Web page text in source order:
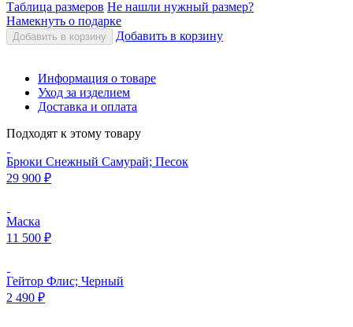
Таблица размеров Не нашли нужный размер?
Намекнуть о подарке
Добавить в корзину Добавить в корзину
Информация о товаре
Уход за изделием
Доставка и оплата
Подходят к этому товару
Брюки Снежный Самурай; Песок
29 900 ₽
Маска
11 500 ₽
Гейтор Флис; Черный
2 490 ₽